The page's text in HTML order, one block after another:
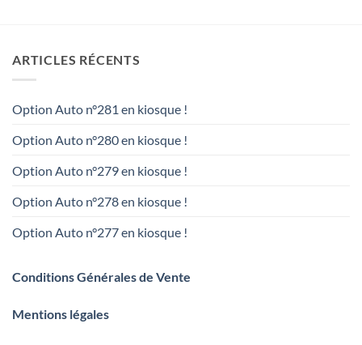
ARTICLES RÉCENTS
Option Auto n°281 en kiosque !
Option Auto n°280 en kiosque !
Option Auto n°279 en kiosque !
Option Auto n°278 en kiosque !
Option Auto n°277 en kiosque !
Conditions Générales de Vente
Mentions légales